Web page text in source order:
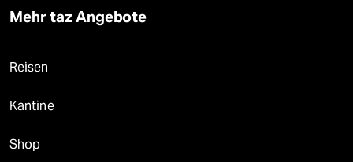
Mehr taz Angebote
Reisen
Kantine
Shop